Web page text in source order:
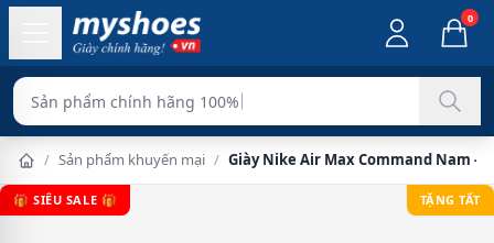
0
Sản phẩm chính hãng 100%
/ Sản phẩm khuyến mại / Giày Nike Air Max Command Nam -
🎁 SIÊU SALE 🎁 TẶNG TẤT